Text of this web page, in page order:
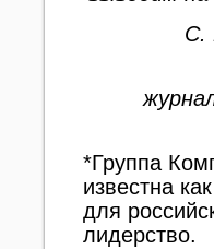
С.
*Группа
известна
для
лидерство.